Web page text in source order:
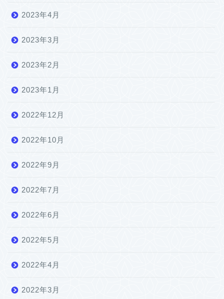
2023年4月
2023年3月
2023年2月
2023年1月
2022年12月
2022年10月
2022年9月
2022年7月
2022年6月
2022年5月
2022年4月
2022年3月